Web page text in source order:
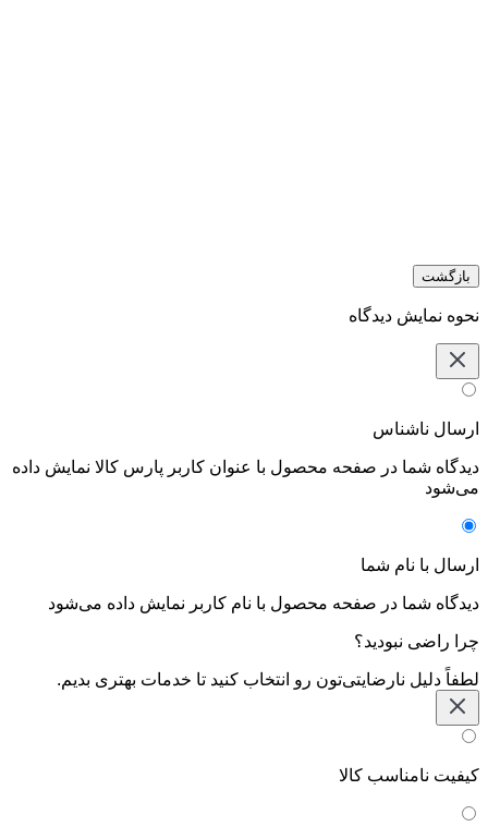
بازگشت
نحوه نمایش دیدگاه‌
ارسال ناشناس
دیدگاه شما در صفحه محصول با عنوان کاربر پارس کالا نمایش داده
می‌شود
ارسال با نام شما
دیدگاه شما در صفحه محصول با نام کاربر نمایش داده می‌شود
چرا راضی نبودید؟
لطفاً دلیل نارضایتی‌تون رو انتخاب کنید تا خدمات بهتری بدیم.
کیفیت نامناسب کالا